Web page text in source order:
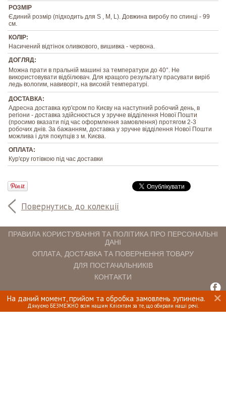
На даний момент, прийом та обробка замовлень зупинена.
Дякуємо БЕЗМЕЖНО всім нашим Клієнтам за те, що обирали наші речі.
Повернутись до колекції
РОЗМІР
Єдиний розмір (підходить для S , M, L). Довжина виробу по спинці - 99
см.
КОЛІР:
Насичений відтінок оливкового, вишивка - червона.
ДОГЛЯД:
Можна прати в пральній машині за температури до 40°. Не
використовувати відбілювач. Для кращого результату прасувати виріб
ледь вологим, навиворіт, на високій температурі.
ДОСТАВКА:
Адресна доставка кур'єром по Києву на наступний робочий день, в
регіони - доставка здійснюється у зручне відділення Нової Пошти
(просимо вказати під час оформлення замовлення) протягом 2-3
робочих днів. За бажанням, доставка у зручне відділення Нової Пошти
можлива і для покупців з м. Києва.
ОПЛАТА:
Кур'єру готівкою під час доставки
ПРАВИЛА КОРИСТУВАННЯ ТА ПОЛІТИКА ПРО ПЕРСОНАЛЬНІ
ДАНІ
ОПЛАТА, ДОСТАВКА ТА ПОВЕРНЕННЯ ТОВАРУ
ДЛЯ ПОСТАЧАЛЬНИКІВ
КОНТАКТИ
INTERIOMANIA © 2018. ВСІ ПРАВА ЗАХИЩЕНІ.